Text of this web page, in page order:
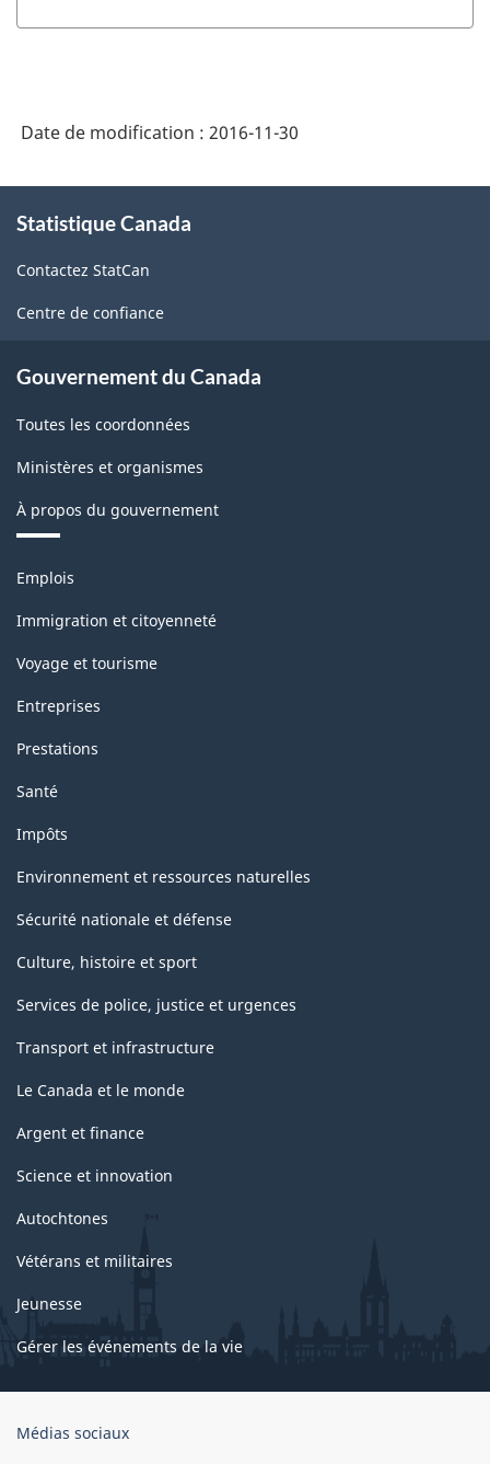
2012
1.1
-
Fabrication
et
forestière
de
la
Date de modification : 2016-11-30
propos
ce
site
Statistique Canada
Contactez StatCan
Centre de confiance
Gouvernement du Canada
Toutes les coordonnées
Ministères et organismes
À propos du gouvernement
Thèmes
sujets
Emplois
Immigration et citoyenneté
Voyage et tourisme
Entreprises
Prestations
Santé
Impôts
Environnement et ressources naturelles
Sécurité nationale et défense
Culture, histoire et sport
Services de police, justice et urgences
Transport et infrastructure
Le Canada et le monde
Argent et finance
Science et innovation
Autochtones
Vétérans et militaires
Jeunesse
Gérer les événements de la vie
Organisation
Médias sociaux